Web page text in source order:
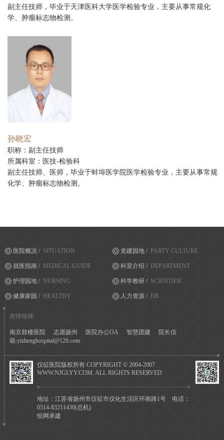
副主任技师，毕业于天津医科大学医学检验专业，主要从事常规化
学、肿瘤标志物检测。
孙晓宏
职称：副主任技师
所属科室：医技-检验科
副主任技师、医师，毕业于蚌埠医学院医学检验专业，主要从事常规
化学、肿瘤标志物检测。
医院概况 / SITUATION 党建园地 /PARTY CULTURE
就医指南 / MEDICAL GUIDE 科室介绍 /DEPARTMENT
护理园地 / NURSING 科学教研 / SCIENTIFIC
健康家园 / HEALTHY 人力资源 / HR
友情链接:
南京鼓楼医院 志愿扬州 医院办公OA 智慧团建
院长信
箱:yizhenghospital@126.com
仪征医院版权所有 COPYRIGHT © 2004-2007
WWW.NJGLYY.COM. ALL RIGHTS RESERVED
地址：江苏省扬州市仪征市仪化生活区环南路1号 电话：
0514-83211430(总机)
恒网承建